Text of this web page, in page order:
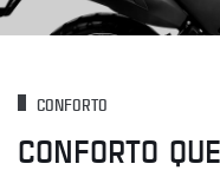
CONFORTO
CONFORTO